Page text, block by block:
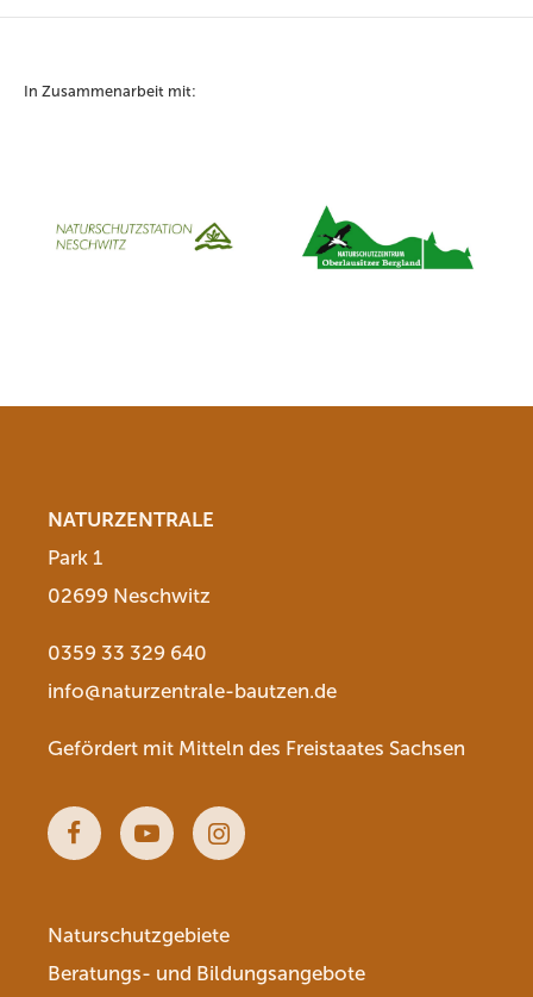
In Zusammenarbeit mit:
NATURZENTRALE
Park 1
02699 Neschwitz
0359 33 329 640
info@naturzentrale-bautzen.de
Gefördert mit Mitteln des Freistaates Sachsen
FacebookYoutubeInstagram
Naturschutzgebiete
Beratungs- und Bildungsangebote